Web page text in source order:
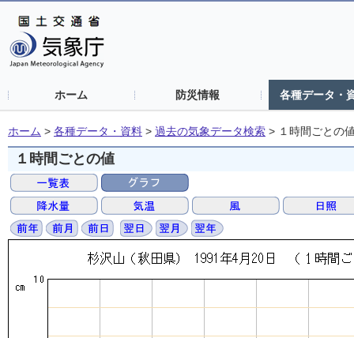
ホーム 防災情報 各種データ・
ホーム > 各種データ・資料 > 過去の気象データ検索 > １時間ごとの
１時間ごとの値